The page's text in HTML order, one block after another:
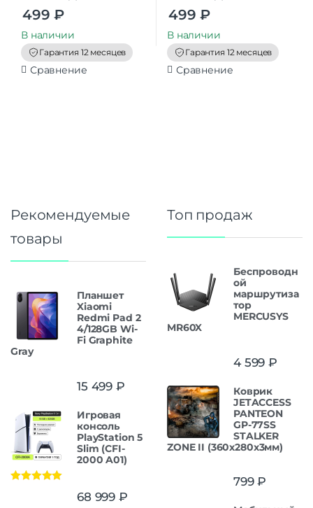
o
t
o
f
5
499 ₽
В наличии
Гарантия 12 месяцев
Сравнение
o
t
o
f
5
499 ₽
В наличии
Гарантия 12 месяцев
Сравнение
Рекомендуемые
товары
Планшет
Xiaomi
Redmi Pad 2
4/128GB Wi-
Fi Graphite
Gray
15 499 ₽
Игровая
консоль
PlayStation 5
Slim (CFI-
2000 A01)
68 999 ₽
Топ продаж
Беспроводн
ой
маршрутиза
тор
MERCUSYS
MR60X
4 599 ₽
Коврик
JETACCESS
PANTEON
GP-77SS
STALKER
ZONE II (360x280x3мм)
799₽